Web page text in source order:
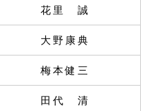
花里 誠
大野康典
梅本健三
田代 清